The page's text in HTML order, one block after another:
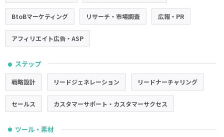
BtoBマーケティング リサーチ・市場調査 広報・PR
アフィリエイト広告・ASP
● ステップ
戦略設計 リードジェネレーション リードナーチャリング
セールス カスタマーサポート・カスタマーサクセス
● ツール・素材